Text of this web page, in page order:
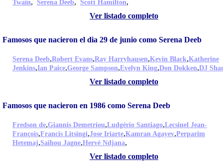
Twain, Serena Deeb, Scott Hamilton,
Ver listado completo
Famosos que nacieron el dia 29 de junio como Serena Deeb
Serena Deeb,Robert Evans,Ray Harryhausen,Kevin Black,Katherine
Jenkins,Ian Paice,George Sampson,Evelyn King,Don Dokken,DJ
Ver listado completo
Famosos que nacieron en 1986 como Serena Deeb
Fredson de,Giannis Demetriou,Ludgério Santiago,Lecsinel Jean-
François,Francis Litsingi,Jose Iriarte,Kamran Agayev,Perparim
Hetemaj,Saihou Jagne,Hervé Ndjana,
Ver listado completo